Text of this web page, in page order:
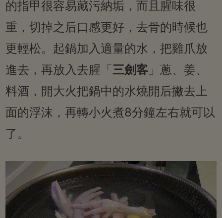
的指甲很容易藏污納垢，而且腥味很
重，切掉之后口感更好，去骨的時候也
更輕松。起鍋加入適量的水，把雞爪放
進去，再放入去腥「三劍客 」蔥、姜、
料酒，開大火把鍋中的水燒開后撇去上
面的浮沫，再轉小火煮8分鐘左右就可以
了。